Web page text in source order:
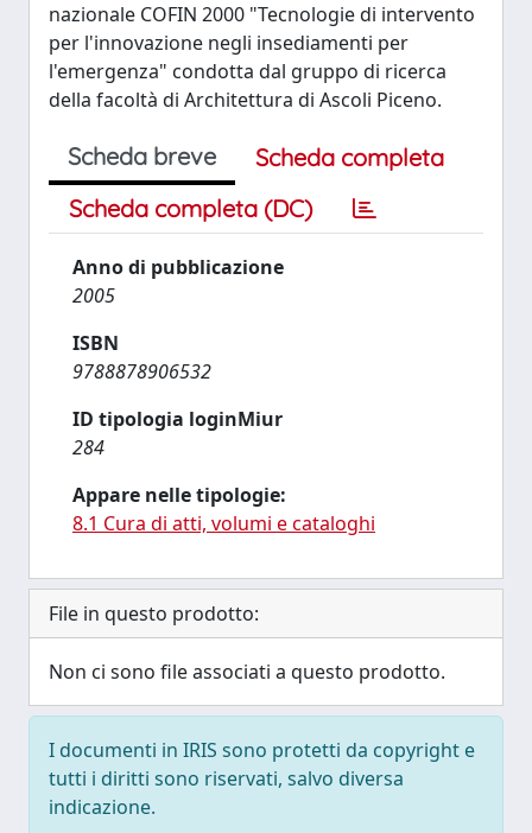
nazionale COFIN 2000 "Tecnologie di intervento
per l'innovazione negli insediamenti per
l'emergenza" condotta dal gruppo di ricerca
della facoltà di Architettura di Ascoli Piceno.
Scheda breve
Scheda completa
Scheda completa (DC)
Anno di pubblicazione
2005
ISBN
9788878906532
ID tipologia loginMiur
284
Appare nelle tipologie:
8.1 Cura di atti, volumi e cataloghi
File in questo prodotto:
Non ci sono file associati a questo prodotto.
I documenti in IRIS sono protetti da copyright e
tutti i diritti sono riservati, salvo diversa
indicazione.